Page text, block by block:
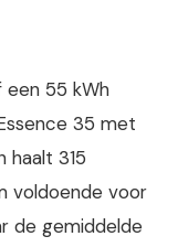
een 55 kWh
35 met
haalt 315
voldoende voor
de gemiddelde